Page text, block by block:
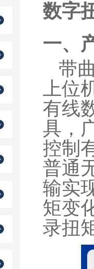
数字
一、
带
上
有线
具，
控制
普通
输实
矩变
录扭